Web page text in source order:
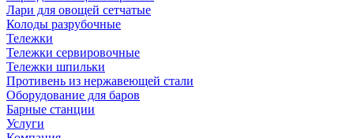
Лари для овощей сетчатые
Колоды разрубочные
Тележки
Тележки сервировочные
Тележки шпильки
Противень из нержавеющей стали
Оборудование для баров
Барные станции
Услуги